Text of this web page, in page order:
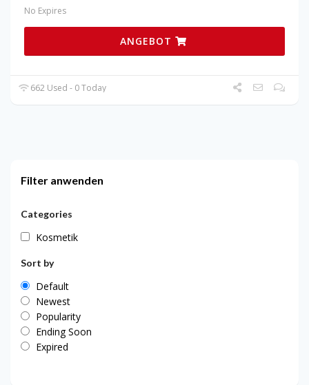
No Expires
ANGEBOT
662 Used - 0 Today
Filter anwenden
Categories
Kosmetik
Sort by
Default
Newest
Popularity
Ending Soon
Expired